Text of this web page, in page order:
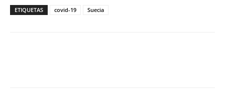
ETIQUETAS covid-19 Suecia